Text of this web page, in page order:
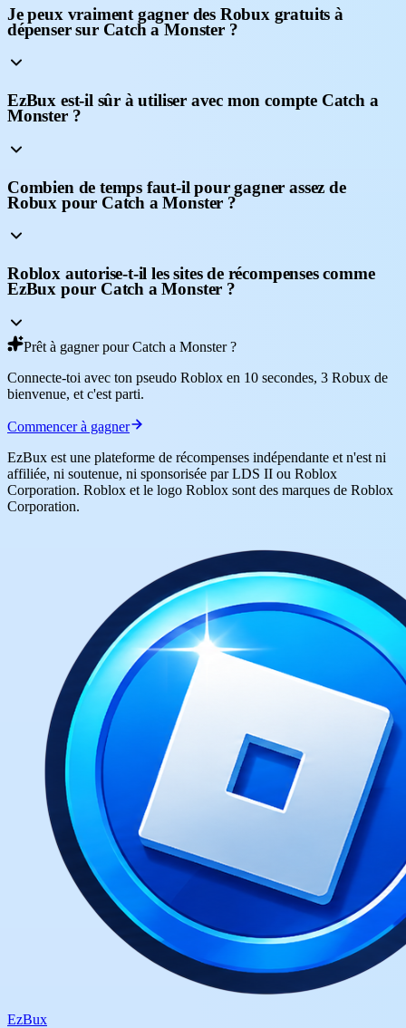
Je peux vraiment gagner des Robux gratuits à
dépenser sur Catch a Monster ?
EzBux est-il sûr à utiliser avec mon compte Catch a
Monster ?
Combien de temps faut-il pour gagner assez de
Robux pour Catch a Monster ?
Roblox autorise-t-il les sites de récompenses comme
EzBux pour Catch a Monster ?
Prêt à gagner pour Catch a Monster ?
Connecte-toi avec ton pseudo Roblox en 10 secondes, 3 Robux de
bienvenue, et c'est parti.
Commencer à gagner
EzBux est une plateforme de récompenses indépendante et n'est ni
affiliée, ni soutenue, ni sponsorisée par LDS II ou Roblox
Corporation. Roblox et le logo Roblox sont des marques de Roblox
Corporation.
EzBux